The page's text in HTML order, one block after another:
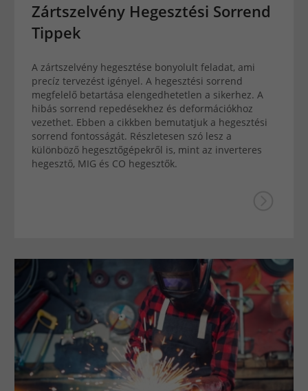
Zártszelvény Hegesztési Sorrend
Tippek
A zártszelvény hegesztése bonyolult feladat, ami
precíz tervezést igényel. A hegesztési sorrend
megfelelő betartása elengedhetetlen a sikerhez. A
hibás sorrend repedésekhez és deformációkhoz
vezethet. Ebben a cikkben bemutatjuk a hegesztési
sorrend fontosságát. Részletesen szó lesz a
különböző hegesztőgépekről is, mint az inverteres
hegesztő, MIG és CO hegesztők.